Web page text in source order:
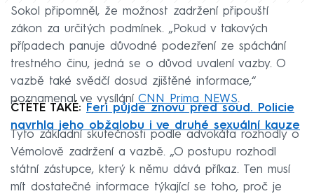
Sokol připomněl, že možnost zadržení připouští
zákon za určitých podmínek. „Pokud v takových
případech panuje důvodné podezření ze spáchání
trestného činu, jedná se o důvod uvalení vazby. O
vazbě také svědčí dosud zjištěné informace,“
poznamenal ve vysílání CNN Prima NEWS.
ČTĚTE TAKÉ:
Feri půjde znovu před soud. Policie
navrhla jeho obžalobu i ve druhé sexuální kauze
Tyto základní skutečnosti podle advokáta rozhodly o
Vémolově zadržení a vazbě. „O postupu rozhodl
státní zástupce, který k němu dává příkaz. Ten musí
mít dostatečné informace týkající se toho, proč je